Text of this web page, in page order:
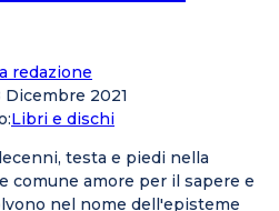
redazione
Dicembre 2021
Libri e dischi
testa e piedi nella
comune amore per il sapere e
nel nome dell'episteme